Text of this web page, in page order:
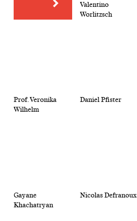
Valentino
Worlitzsch
Prof. Veronika
Wilhelm
Daniel Pfister
Gayane
Khachatryan
Nicolas Defranoux